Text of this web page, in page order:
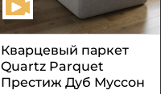
Кварцевый паркет
Quartz Parquet
Престиж Дуб Муссон